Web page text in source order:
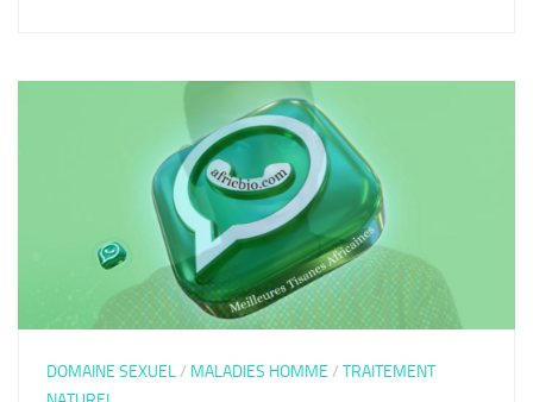
DOMAINE SEXUEL/ MALADIES HOMME / TRAITEMENT